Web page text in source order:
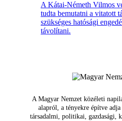
A Kátai-Németh Vilmos
tudta bemutatni a vitatott
szükséges hatósági
távolítani.
A Magyar Nemzet közéleti
alapról, a tényekre építve
társadalmi, politikai, gazdasági,